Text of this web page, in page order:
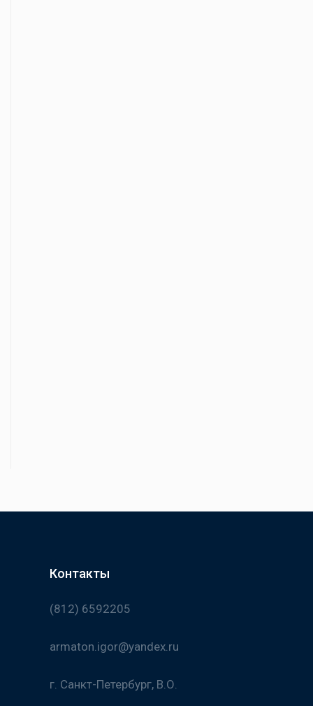
Контакты
(812) 6592205
armaton.igor@yandex.ru
г. Санкт-Петербург, В.О.